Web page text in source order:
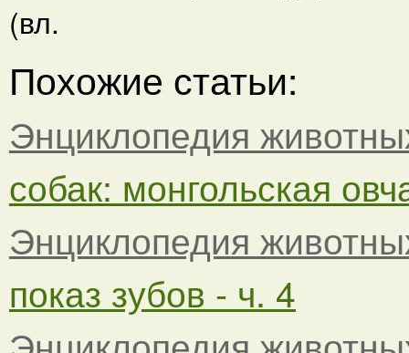
(вл.
Похожие статьи:
Энциклопедия
собак: монгольская
Энциклопедия
показ зубов - ч. 4